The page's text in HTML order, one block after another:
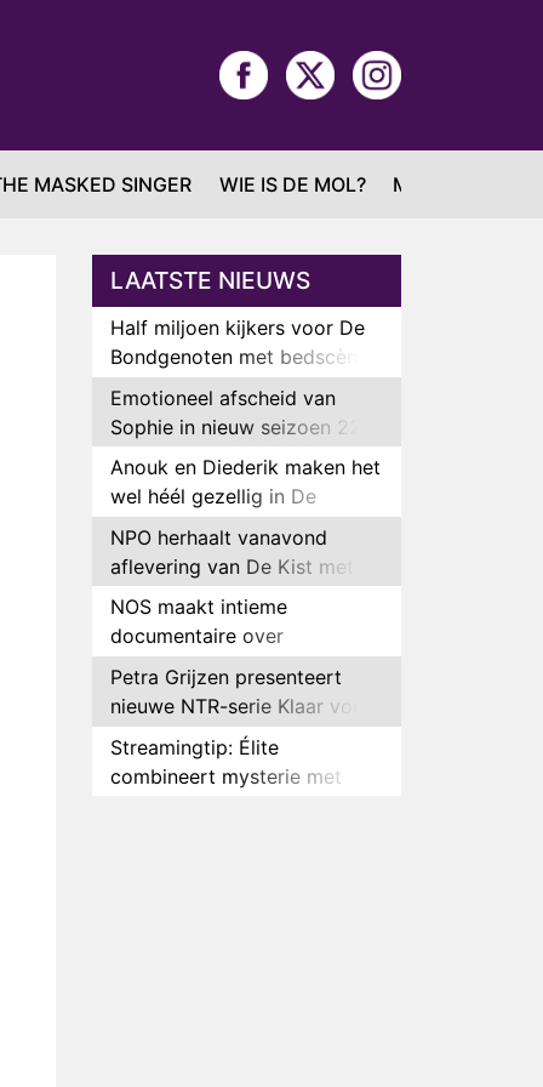
MASKED SINGER WIE IS DE MOL? MAFS
LAATSTE NIEUWS
Half miljoen kijkers voor De
Bondgenoten met bedscène
van Anouk en Diederik
Emotioneel afscheid van
Sophie in nieuw seizoen 22
Kids and Counting
Anouk en Diederik maken het
wel héél gezellig in De
Bondgenoten
NPO herhaalt vanavond
aflevering van De Kist met
Peter Faber
NOS maakt intieme
documentaire over
hockeyster Yibbi Jansen
Petra Grijzen presenteert
nieuwe NTR-serie Klaar voor
de oorlog
Streamingtip: Élite
combineert mysterie met